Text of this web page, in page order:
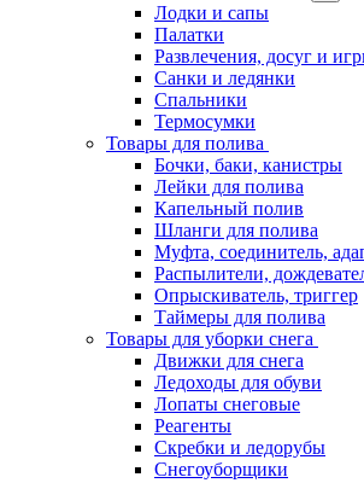
Лодки и сапы
Палатки
Развлечения, досуг и
Санки и ледянки
Спальники
Термосумки
Товары для полива
Бочки, баки, канистры
Лейки для полива
Капельный полив
Шланги для полива
Муфта, соединитель,
Распылители,
Опрыскиватель, триггер
Таймеры для полива
Товары для уборки снега
Движки для снега
Ледоходы для обуви
Лопаты снеговые
Реагенты
Скребки и ледорубы
Снегоуборщики